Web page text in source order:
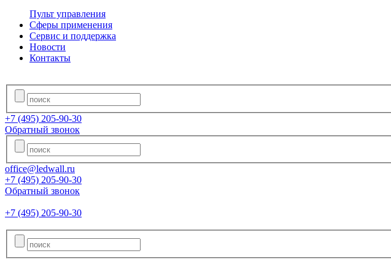
Пульт управления
Сферы применения
Сервис и поддержка
Новости
Контакты
+7 (495) 205-90-30
Обратный звонок
office@ledwall.ru
+7 (495) 205-90-30
Обратный звонок
+7 (495) 205-90-30